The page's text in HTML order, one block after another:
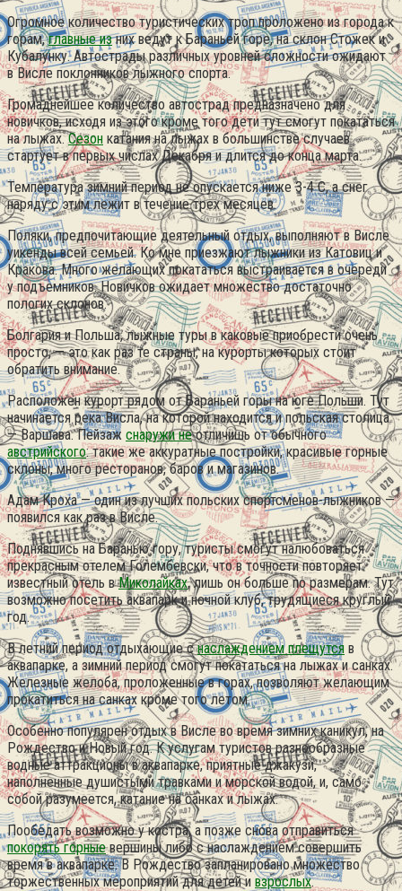
Огромное количество туристических троп проложено из города к
горам,главные изних ведут к Бараньей горе, на склон Стожек и
Кубалунку. Автострады различных уровней сложности ожидают
в Висле поклонников лыжного спорта.
Громаднейшее количество автострад предназначено для
новичков, исходя из этого кроме того дети тут смогут покататься
на лыжах.Сезон катания на лыжах в большинстве случаев
стартует в первых числах Декабря и длится до конца марта.
Температура зимний период не опускается ниже 3-4 С, а снег
наряду с этим лежит в течение трех месяцев.
Поляки, предпочитающие деятельный отдых, выполняют в Висле
уикенды всей семьей. Ко мне приезжают лыжники из Катовиц и
Кракова. Много желающих покататься выстраивается в очереди
у подъемников. Новичков ожидает множество достаточно
пологих склонов.
Болгария и Польша, лыжные туры в каковые приобрести очень
просто, — это как раз те страны, на курорты которых стоит
обратить внимание.
Расположен курорт рядом от Бараньей горы на юге Польши. Тут
начинается река Висла, на которой находится и польская столица
— Варшава. Пейзаж снаружи неотличишь от обычного
австрийского: такие же аккуратные постройки, красивые горные
склоны, много ресторанов, баров и магазинов.
Адам Кроха — один из лучших польских спортсменов-лыжников —
появился как раз в Висле.
Поднявшись на Баранью гору, туристы смогут налюбоваться
прекрасным отелем Голембевски, что в точности повторяет
известный отель вМиколайках, лишь он больше по размерам. Тут
возможно посетить аквапарк и ночной клуб, трудящиеся круглый
год.
В летний период отдыхающие снаслаждением плещутся в
аквапарке, а зимний период смогут покататься на лыжах и санках.
Железные желоба, проложенные в горах, позволяют желающим
прокатиться на санках кроме того летом.
Особенно популярен отдых в Висле во время зимних каникул, на
Рождество и Новый год. К услугам туристов разнообразные
водные аттракционы в аквапарке, приятные джакузи,
наполненные душистыми травками и морской водой, и, само
собой разумеется, катание на санках и лыжах.
Пообедать возможно у костра, а позже снова отправиться
покорять горныевершины либо с наслаждением совершить
время в аквапарке. В Рождество запланировано множество
торжественных мероприятий для детей и взрослых.